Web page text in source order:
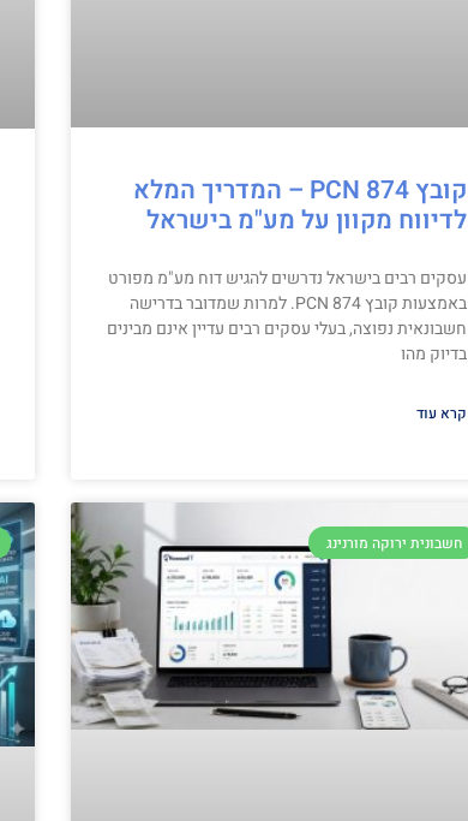
קובץ PCN 874 – המדריך המלא
לדיווח מקוון על מע"מ בישראל
עסקים רבים בישראל נדרשים להגיש דוח מע"מ מפורט
באמצעות קובץ PCN 874. למרות שמדובר בדרישה
חשבונאית נפוצה, בעלי עסקים רבים עדיין אינם מבינים
בדיוק מהו
קרא עוד
חשבונית ירוקה מורנינג